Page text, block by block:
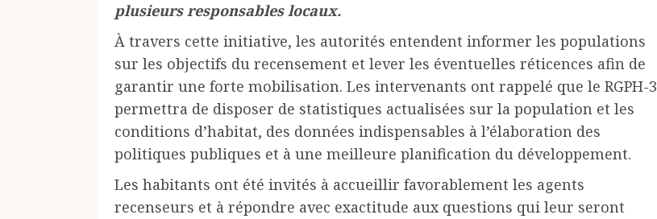
plusieurs responsables locaux.
À travers cette initiative, les autorités entendent informer les populations
sur les objectifs du recensement et lever les éventuelles réticences afin de
garantir une forte mobilisation. Les intervenants ont rappelé que le RGPH-3
permettra de disposer de statistiques actualisées sur la population et les
conditions d’habitat, des données indispensables à l’élaboration des
politiques publiques et à une meilleure planification du développement.
Les habitants ont été invités à accueillir favorablement les agents
recenseurs et à répondre avec exactitude aux questions qui leur seront